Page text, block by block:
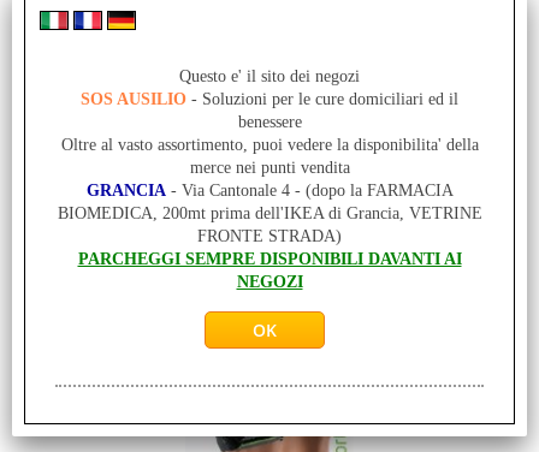
Unità di misura:
BORT MyoActive Sport Bendaggio per la coscia –– Fascia
attiva cosciale con cinghie circonferenziali e incrociate ––
Impiego possibile sia frontale [...]
Disponibilità:
DISPONIBILE SU ORDINAZIONE - PER INFO CHIAMA: 091 980 97 57
MAGAZZINO (0 St-Pz)
NEGOZIO GRANCIA (0 St-Pz)
Prodotto acquistabile solo in negozio a GRANCIA
Questo e' il sito dei negozi
SOS AUSILIO - Soluzioni per le cure domiciliari ed il
benessere
Oltre al vasto assortimento, puoi vedere la disponibilita' della
merce nei punti vendita
GRANCIA- Via Cantonale 4 - (dopo la FARMACIA
BIOMEDICA, 200mt prima dell'IKEA di Grancia, VETRINE
FRONTE STRADA)
PARCHEGGI SEMPRE DISPONIBILI DAVANTI AI
NEGOZI